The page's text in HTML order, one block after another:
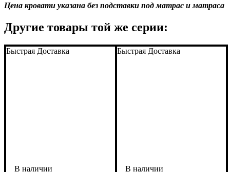
Цена кровати указана без подставки под матрас и матраса
Другие товары той же серии:
Быстрая Доставка Быстрая Доставка